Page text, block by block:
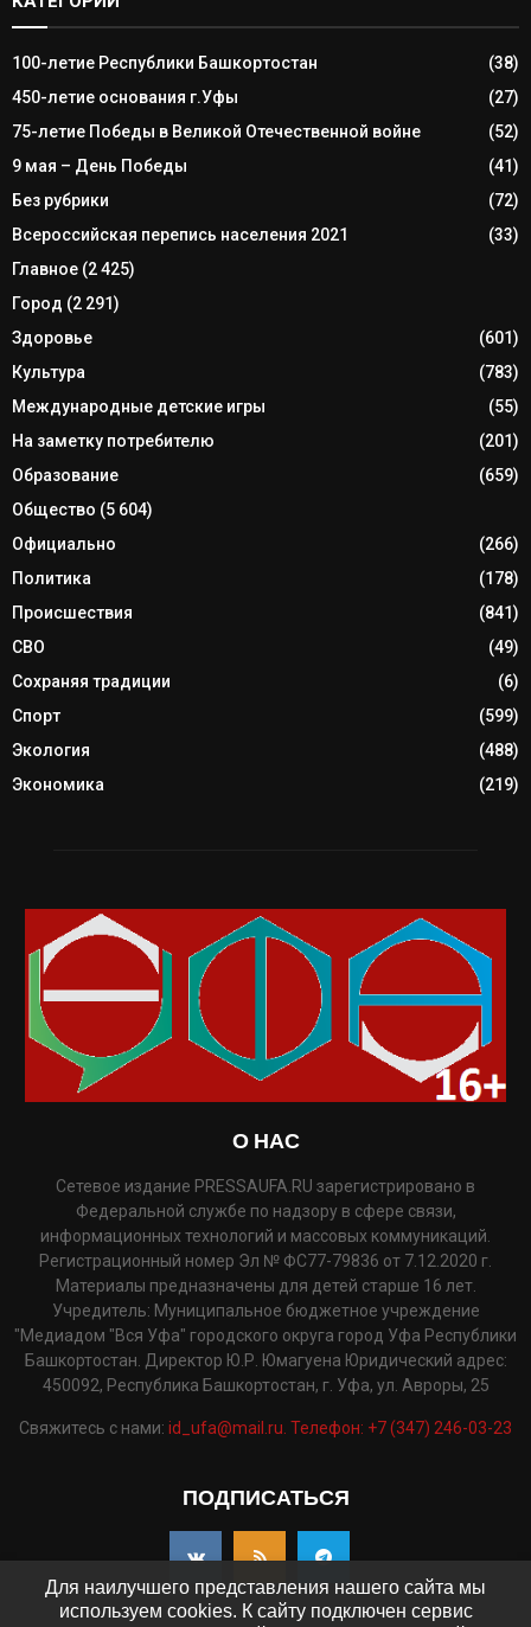
100-летие Республики Башкортостан
(38)
450-летие основания г.Уфы
(27)
75-летие Победы в Великой Отечественной войне
(52)
9 мая – День Победы
(41)
Без рубрики
(72)
Всероссийская перепись населения 2021
(33)
Главное (2 425)
Город (2 291)
Здоровье
(601)
Культура
(783)
Международные детские игры
(55)
На заметку потребителю
(201)
Образование
(659)
Общество (5 604)
Официально
(266)
Политика
(178)
Происшествия
(841)
СВО
(49)
Сохраняя традиции
(6)
Спорт
(599)
Экология
(488)
Экономика
(219)
О НАС
Сетевое издание PRESSAUFA.RU зарегистрировано в
Федеральной службе по надзору в сфере связи,
информационных технологий и массовых коммуникаций.
Регистрационный номер Эл № ФС77-79836 от 7.12.2020 г.
Материалы предназначены для детей старше 16 лет.
Учредитель: Муниципальное бюджетное учреждение
"Медиадом "Вся Уфа" городского округа город Уфа Республики
Башкортостан. Директор Ю.Р. Юмагуена Юридический адрес:
450092, Республика Башкортостан, г. Уфа, ул. Авроры, 25
Свяжитесь с нами: id_ufa@mail.ru. Телефон: +7 (347) 246-03-23
ПОДПИСАТЬСЯ
Для наилучшего представления нашего сайта мы
используем cookies. К сайту подключен сервис